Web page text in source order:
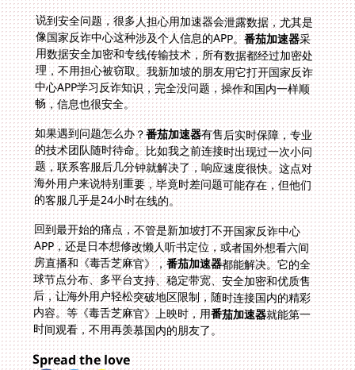
说到安全问题，很多人担心用加速器会泄露数据，尤其是
像国家反诈中心这种涉及个人信息的APP。番茄加速器采
用数据安全加密和专线传输技术，所有数据都经过加密处
理，不用担心被窃取。我新加坡的朋友用它打开国家反诈
中心APP学习反诈知识，完全没问题，操作和国内一样顺
畅，信息也很安全。
如果遇到问题怎么办？番茄加速器有售后实时保障，专业
的技术团队随时待命。比如我之前连接时出现过一次小问
题，联系客服后几分钟就解决了，响应速度很快。这点对
海外用户来说特别重要，毕竟时差问题可能存在，但他们
的客服几乎是24小时在线的。
回到最开始的痛点，不管是新加坡打不开国家反诈中心
APP，还是日本想修改懒人听书定位，或者国外想看六间
房直播和《毒舌芝麻官》，番茄加速器都能解决。它的全
球节点分布、多平台支持、稳定带宽、安全加密和优质售
后，让海外用户轻松突破地区限制，随时连接国内的精彩
内容。等《毒舌芝麻官》上映时，用番茄加速器就能第一
时间观看，不用再羡慕国内的朋友了。
Spread the love